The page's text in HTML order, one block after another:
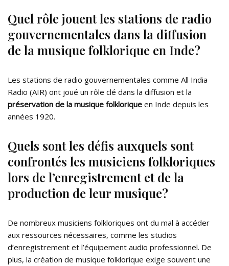
Quel rôle jouent les stations de radio
gouvernementales dans la diffusion
de la musique folklorique en Inde?
Les stations de radio gouvernementales comme All India
Radio (AIR) ont joué un rôle clé dans la diffusion et la
préservation de la musique folklorique en Inde depuis les
années 1920.
Quels sont les défis auxquels sont
confrontés les musiciens folkloriques
lors de l’enregistrement et de la
production de leur musique?
De nombreux musiciens folkloriques ont du mal à accéder
aux ressources nécessaires, comme les studios
d’enregistrement et l’équipement audio professionnel. De
plus, la création de musique folklorique exige souvent une